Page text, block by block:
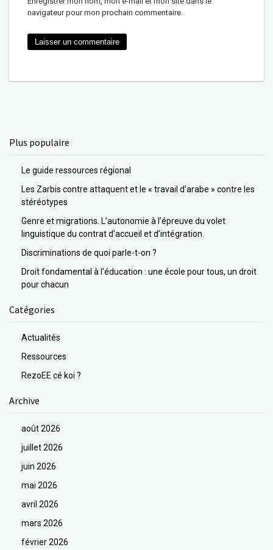
navigateur pour mon prochain commentaire.
Plus populaire
Le guide ressources régional
Les Zarbis contre attaquent et le « travail d’arabe » contre les
stéréotypes
Genre et migrations. L’autonomie à l’épreuve du volet
linguistique du contrat d’accueil et d’intégration.
Discriminations de quoi parle-t-on ?
Droit fondamental à l’éducation : une école pour tous, un droit
pour chacun
Catégories
Actualités
Ressources
RezoEE cé koi ?
Archive
août 2026
juillet 2026
juin 2026
mai 2026
avril 2026
mars 2026
février 2026